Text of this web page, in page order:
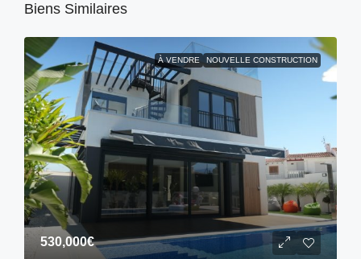
Biens Similaires
À VENDRE NOUVELLE CONSTRUCTION
530,000€